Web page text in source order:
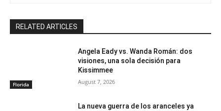
RELATED ARTICLES
Florida
Angela Eady vs. Wanda Román: dos
visiones, una sola decisión para
Kissimmee
August 7, 2026
La nueva guerra de los aranceles ya